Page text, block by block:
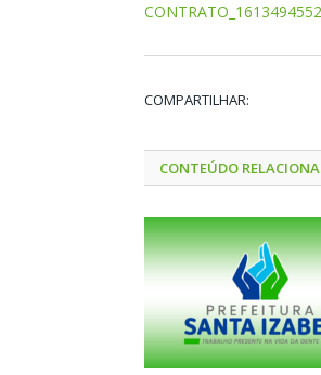
CONTRATO_1613494552
COMPARTILHAR:
CONTEÚDO